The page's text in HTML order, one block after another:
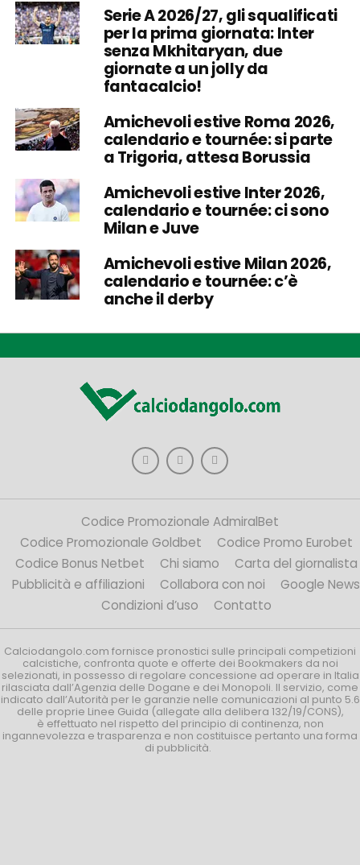
Serie A 2026/27, gli squalificati
per la prima giornata: Inter
senza Mkhitaryan, due
giornate a un jolly da
fantacalcio!
Amichevoli estive Roma 2026,
calendario e tournée: si parte
a Trigoria, attesa Borussia
Amichevoli estive Inter 2026,
calendario e tournée: ci sono
Milan e Juve
Amichevoli estive Milan 2026,
calendario e tournée: c’è
anche il derby
Codice Promozionale AdmiralBet
Codice Promozionale Goldbet
Codice Promo Eurobet
Codice Bonus Netbet
Chi siamo
Carta del giornalista
Pubblicità e affiliazioni
Collabora con noi
Google News
Condizioni d’uso
Contatto
Calciodangolo.com fornisce pronostici sulle principali competizioni
calcistiche, confronta quote e offerte dei Bookmakers da noi
selezionati, in possesso di regolare concessione ad operare in Italia
rilasciata dall’Agenzia delle Dogane e dei Monopoli. Il servizio, come
indicato dall’Autorità per le garanzie nelle comunicazioni al punto 5.6
delle proprie Linee Guida (allegate alla delibera 132/19/CONS),
è effettuato nel rispetto del principio di continenza, non
ingannevolezza e trasparenza e non costituisce pertanto una forma
di pubblicità.